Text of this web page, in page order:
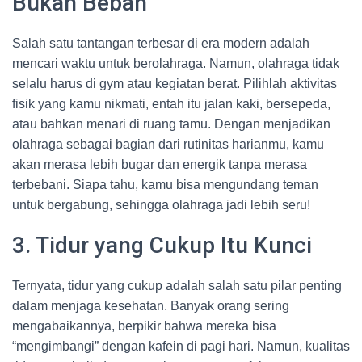
Salah satu tantangan terbesar di era modern adalah
mencari waktu untuk berolahraga. Namun, olahraga tidak
selalu harus di gym atau kegiatan berat. Pilihlah aktivitas
fisik yang kamu nikmati, entah itu jalan kaki, bersepeda,
atau bahkan menari di ruang tamu. Dengan menjadikan
olahraga sebagai bagian dari rutinitas harianmu, kamu
akan merasa lebih bugar dan energik tanpa merasa
terbebani. Siapa tahu, kamu bisa mengundang teman
untuk bergabung, sehingga olahraga jadi lebih seru!
3. Tidur yang Cukup Itu Kunci
Ternyata, tidur yang cukup adalah salah satu pilar penting
dalam menjaga kesehatan. Banyak orang sering
mengabaikannya, berpikir bahwa mereka bisa
“mengimbangi” dengan kafein di pagi hari. Namun, kualitas